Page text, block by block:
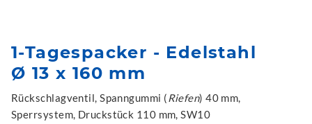
1-Tagespacker - Edelstahl
Ø 13 x 160 mm
Rückschlagventil, Spanngummi (Riefen) 40 mm,
Sperrsystem, Druckstück 110 mm, SW10